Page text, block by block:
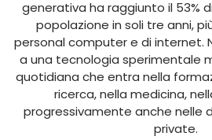
generativa ha raggiunto il 53%
popolazione in soli tre anni,
personal computer e di internet.
a una tecnologia sperimentale
quotidiana che entra nella
ricerca, nella medicina,
progressivamente anche nelle
private.